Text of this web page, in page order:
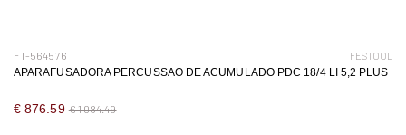
FT-564576 FESTOOL
APARAFUSADORA PERCUSSAO DE ACUMULADO PDC 18/4 LI 5,2 PLUS
€ 876.59€ 1 084.49